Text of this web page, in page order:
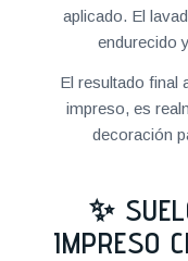
aplicado. El
endurecido
El resultado final
impreso, es
decoración
✨
IMPRESO